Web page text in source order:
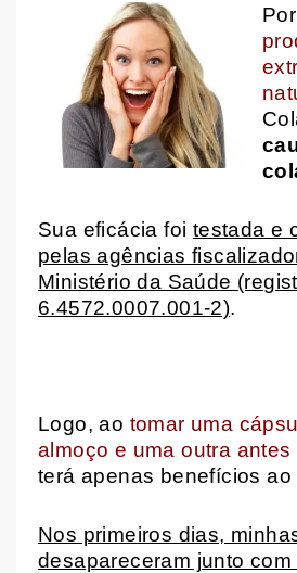
Sua eficácia foi testada e
pelas agências
Ministério da Saúde
6.4572.0007.001-2).
Logo, ao tomar uma
almoço e uma outra antes
terá apenas benefícios ao
Nos primeiros dias,
desapareceram junto